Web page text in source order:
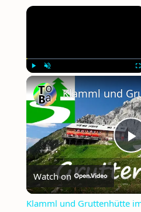
×
UNMUTE
Watch on
Klamml und Gruttenhütte